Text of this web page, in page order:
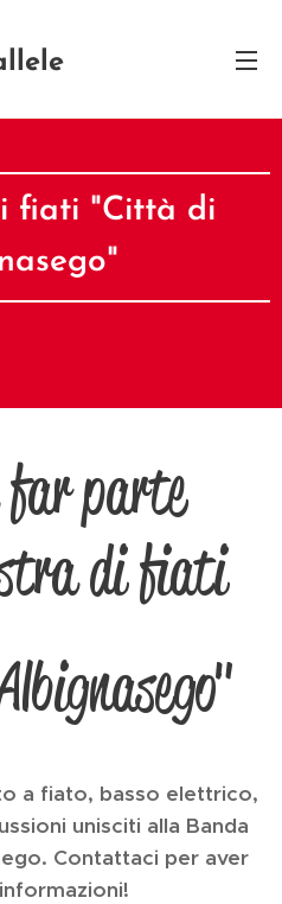
fiati "Città di
parte
di fiati
a fiato, basso elettrico,
unisciti alla Banda
Contattaci per aver